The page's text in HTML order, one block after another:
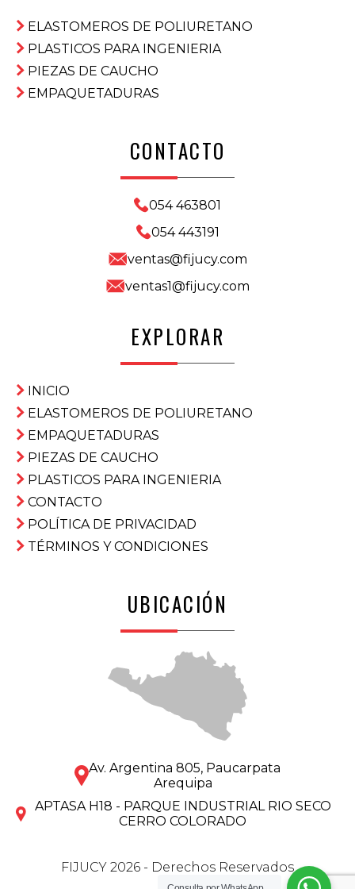
ELASTOMEROS DE POLIURETANO
PLASTICOS PARA INGENIERIA
PIEZAS DE CAUCHO
EMPAQUETADURAS
CONTACTO
054 463801
054 443191
ventas@fijucy.com
ventas1@fijucy.com
EXPLORAR
INICIO
ELASTOMEROS DE POLIURETANO
EMPAQUETADURAS
PIEZAS DE CAUCHO
PLASTICOS PARA INGENIERIA
CONTACTO
POLÍTICA DE PRIVACIDAD
TÉRMINOS Y CONDICIONES
UBICACIÓN
Av. Argentina 805, Paucarpata
Arequipa
APTASA H18 - PARQUE INDUSTRIAL RIO SECO
CERRO COLORADO
FIJUCY 2026 - Derechos Reservados